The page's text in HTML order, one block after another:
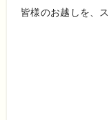
皆様のお越しを、